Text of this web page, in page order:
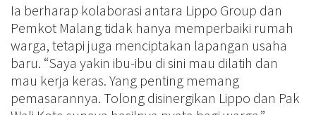
Ia berharap kolaborasi antara Lippo Group dan
Pemkot Malang tidak hanya memperbaiki rumah
warga, tetapi juga menciptakan lapangan usaha
baru. “Saya yakin ibu-ibu di sini mau dilatih dan
mau kerja keras. Yang penting memang
pemasarannya. Tolong disinergikan Lippo dan Pak